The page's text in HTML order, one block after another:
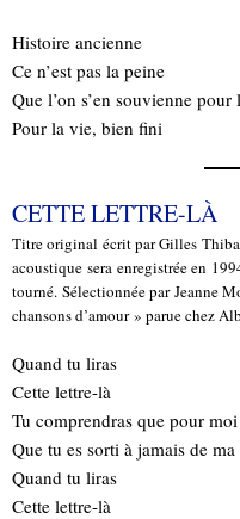
Histoire ancienne
Ce n’est pas la peine
Que l’on s’en souvienne pour
Pour la vie, bien fini
CETTE LETTRE-LÀ
Titre original écrit par Gilles
acoustique sera enregistrée en
tourné. Sélectionnée par Jeanne
chansons d’amour » parue chez
Quand tu liras
Cette lettre-là
Tu comprendras que pour moi
Que tu es sorti à jamais de
Quand tu liras
Cette lettre-là